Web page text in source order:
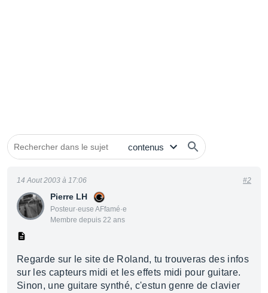
Pierre LH
Posteur·euse AFfamé·e
Membre depuis 22 ans
14 Aout 2003 à 17:06 #2
Regarde sur le site de Roland, tu trouveras des infos
sur les capteurs midi et les effets midi pour guitare.
Sinon, une guitare synthé, c'estun genre de clavier